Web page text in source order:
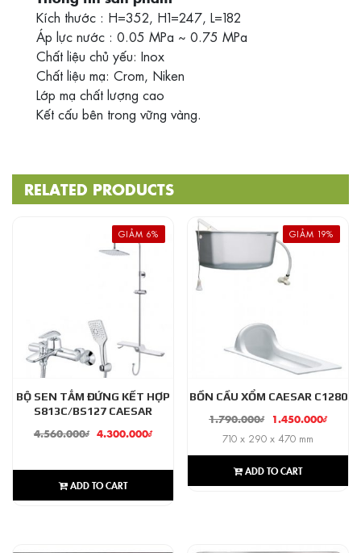
Kích thước : H=352, H1=247, L=182
Áp lực nước : 0.05 MPa ~ 0.75 MPa
Chất liệu chủ yếu: Inox
Chất liệu mạ: Crom, Niken
Lớp mạ chất lượng cao
Kết cấu bên trong vững vàng.
RELATED PRODUCTS
GIẢM 6%
BỘ SEN TẮM ĐỨNG KẾT HỢP
S813C/BS127 CAESAR
4.560.000₫ 4.300.000₫
ADD TO CART
GIẢM 19%
BỒN CẦU XỔM CAESAR C1280
1.790.000₫ 1.450.000₫
710 x 290 x 470 mm
ADD TO CART